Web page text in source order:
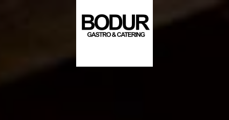
Skip to main content